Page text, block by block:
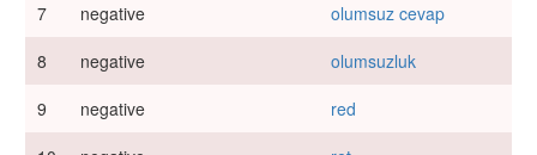
7
negative
olumsuz cevap
8
negative
olumsuzluk
9
negative
red